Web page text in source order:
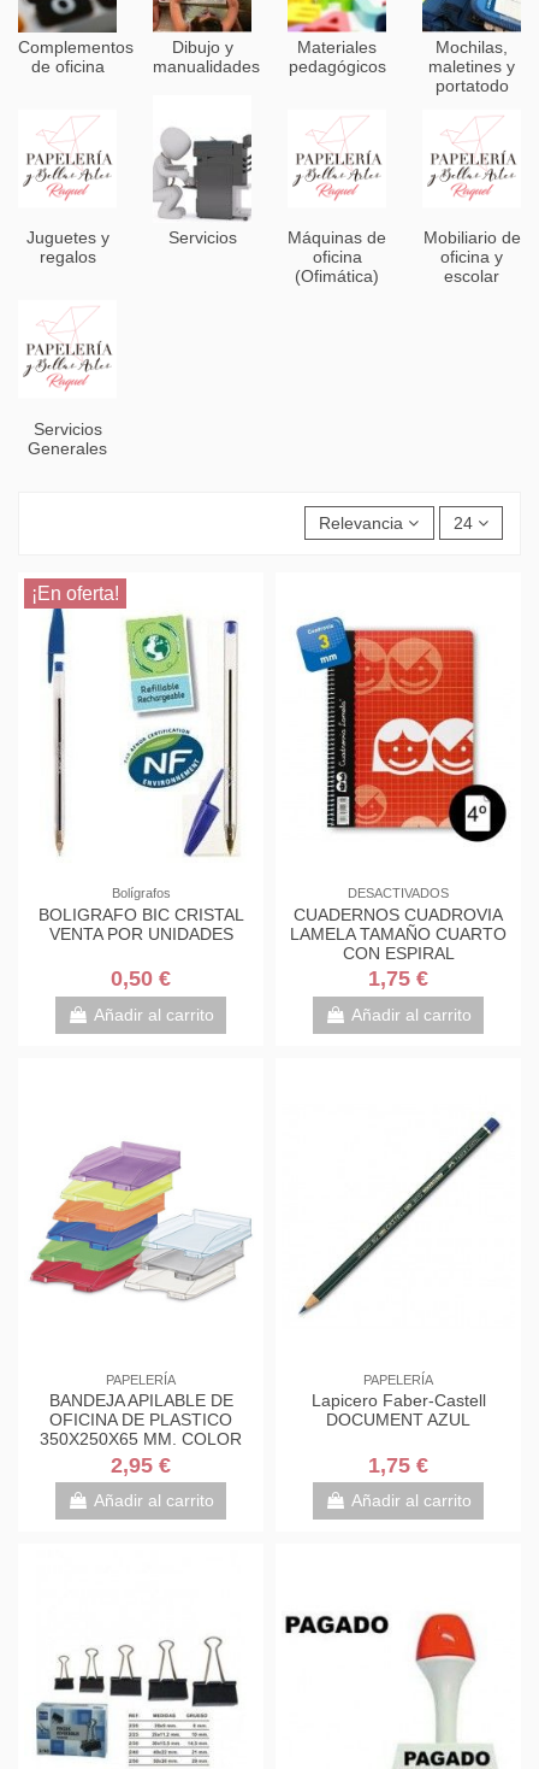
Complementos
de oficina
Dibujo y
manualidades
Materiales
pedagógicos
Mochilas,
maletines y
portatodo
Juguetes y
regalos
Servicios
Máquinas de
oficina
(Ofimática)
Mobiliario de
oficina y
escolar
Servicios
Generales
Relevancia 24
¡En oferta!
Bolígrafos
BOLIGRAFO BIC CRISTAL
VENTA POR UNIDADES
0,50 €
Añadir al carrito
DESACTIVADOS
CUADERNOS CUADROVIA
LAMELA TAMAÑO CUARTO
CON ESPIRAL
1,75 €
Añadir al carrito
PAPELERÍA
BANDEJA APILABLE DE
OFICINA DE PLASTICO
350X250X65 MM. COLOR
TRANSPARENTE FAIBO 93-
23
2,95 €
Añadir al carrito
PAPELERÍA
Lapicero Faber-Castell
DOCUMENT AZUL
1,75 €
Añadir al carrito